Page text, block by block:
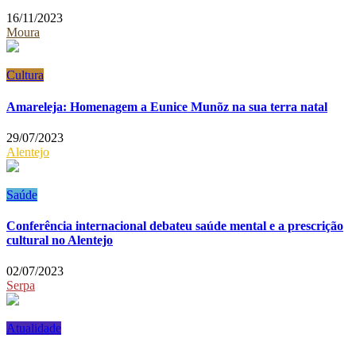
16/11/2023
Moura
Cultura
Amareleja: Homenagem a Eunice Munõz na sua terra natal
29/07/2023
Alentejo
Saúde
Conferência internacional debateu saúde mental e a prescrição
cultural no Alentejo
02/07/2023
Serpa
Atualidade